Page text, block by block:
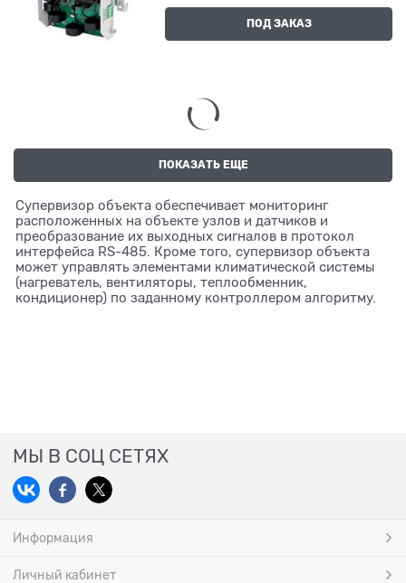
ПОД ЗАКАЗ
ПОКАЗАТЬ ЕЩЕ
Супервизор объекта обеспечивает мониторинг
расположенных на объекте узлов и датчиков и
преобразование их выходных сигналов в протокол
интерфейса RS-485. Кроме того, супервизор объекта
может управлять элементами климатической системы
(нагреватель, вентиляторы, теплообменник,
кондиционер) по заданному контроллером алгоритму.
МЫ В СОЦ СЕТЯХ
Информация
Личный кабинет